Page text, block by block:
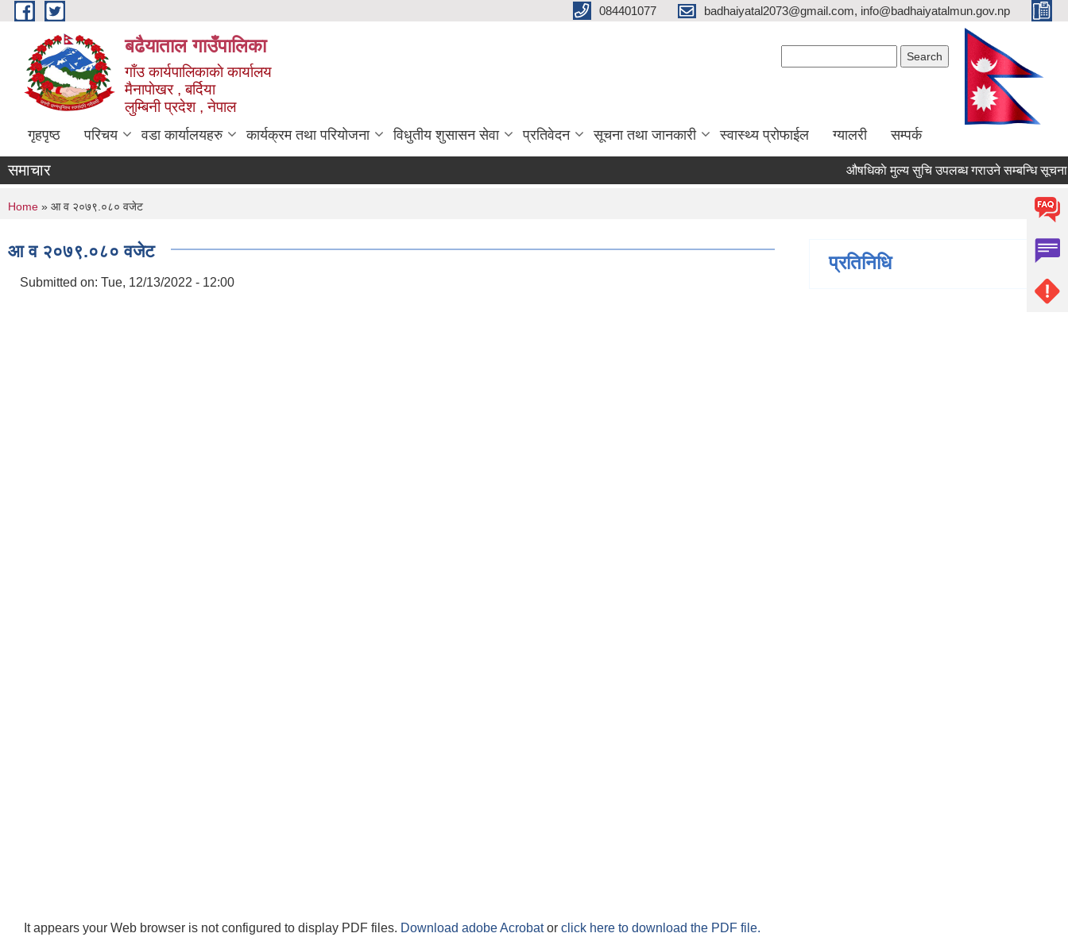
Skip to main content 084401077 badhaiyatal2073@gmail.com, info@badhaiyatalmun.gov.np
बढैयाताल गाउँपालिका
गाँउ कार्यपालिकाकाे कार्यालय
मैनापाेखर , बर्दिया
लुम्बिनी प्रदेश , नेपाल
गृहपृष्ठ परिचय वडा कार्यालयहरु कार्यक्रम तथा परियोजना विधुतीय शुसासन सेवा प्रतिवेदन सूचना तथा जानकारी स्वास्थ्य प्रोफाईल ग्यालरी सम्पर्क
समाचार औषधिकाे मुल्य सुचि उपलब्ध गराउने सम्बन्धि सूचना
You are here
Home » आ व २०७९.०८० वजेट
आ व २०७९.०८० वजेट
Submitted on: Tue, 12/13/2022 - 12:00
It appears your Web browser is not configured to display PDF files. Download adobe Acrobator click here to download the PDF file.
प्रतिनिधि